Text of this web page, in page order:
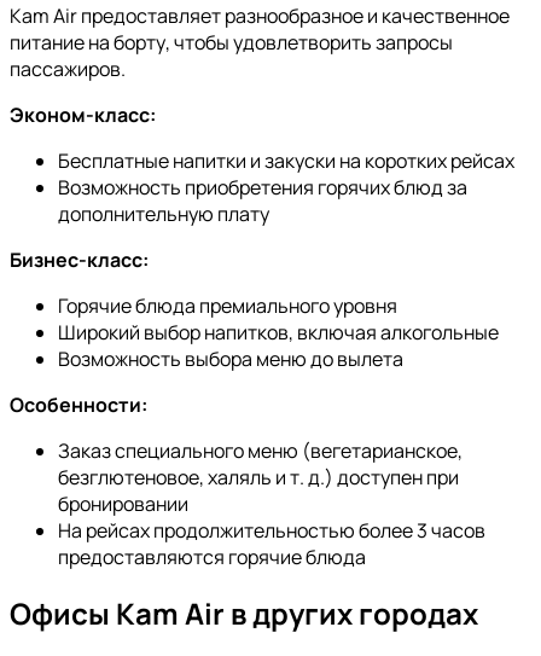
Kam Air предоставляет разнообразное и качественное
питание на борту, чтобы удовлетворить запросы
пассажиров.
Эконом-класс:
Бесплатные напитки и закуски на коротких рейсах
Возможность приобретения горячих блюд за
дополнительную плату
Бизнес-класс:
Горячие блюда премиального уровня
Широкий выбор напитков, включая алкогольные
Возможность выбора меню до вылета
Особенности:
Заказ специального меню (вегетарианское,
безглютеновое, халяль и т. д.) доступен при
бронировании
На рейсах продолжительностью более 3 часов
предоставляются горячие блюда
Офисы Kam Air в других городах